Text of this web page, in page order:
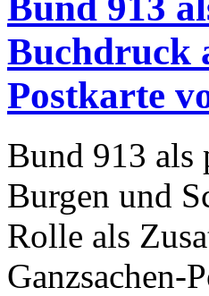
Buchdruck
Postkarte
Bund 913 als
Burgen und
Rolle als
Ganzsachen-